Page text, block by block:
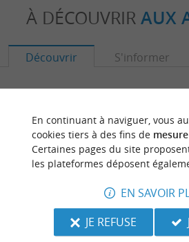
À DÉCOUVRIR AUX
Découvrir S'informer
En continuant à naviguer, vous
cookies tiers à des fins de
Certaines pages du site
les plateformes déposent
EN SAVOIR
JE REFUSE